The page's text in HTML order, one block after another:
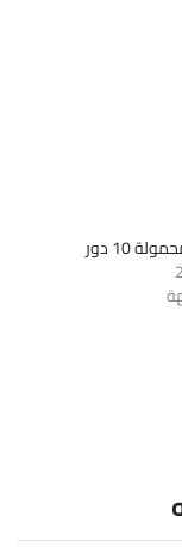
10 دور